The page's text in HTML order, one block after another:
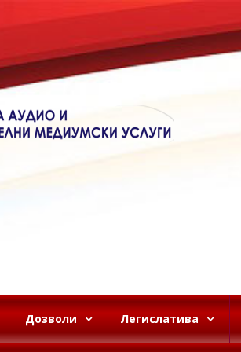
Дозволи Легислатива